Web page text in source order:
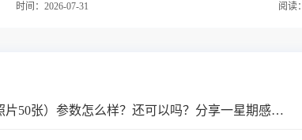
摄影包，多功能单反包，型号PB01母子包。（双肩摄影…
时间：2026-07-31 阅读
评测：柯达6英寸塑封照片50张）参数怎么样？还可以吗？分享一星期感受分享！